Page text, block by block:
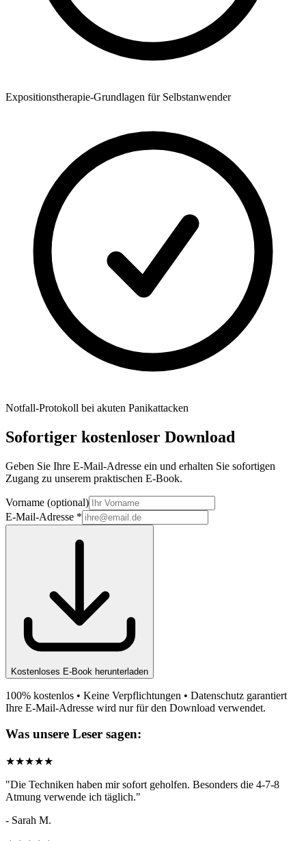
Expositionstherapie-Grundlagen für Selbstanwender
Notfall-Protokoll bei akuten Panikattacken
Sofortiger kostenloser Download
Geben Sie Ihre E-Mail-Adresse ein und erhalten Sie sofortigen
Zugang zu unserem praktischen E-Book.
Vorname (optional)
E-Mail-Adresse *
Kostenloses E-Book herunterladen
100% kostenlos • Keine Verpflichtungen • Datenschutz garantiert
Ihre E-Mail-Adresse wird nur für den Download verwendet.
Was unsere Leser sagen:
★★★★★
"Die Techniken haben mir sofort geholfen. Besonders die 4-7-8
Atmung verwende ich täglich."
- Sarah M.